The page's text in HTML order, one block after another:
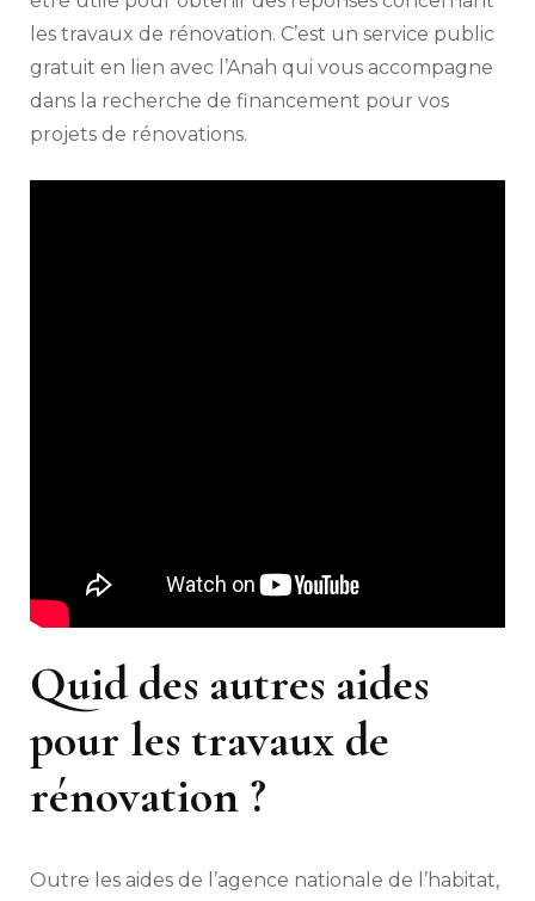
les travaux de rénovation. C’est un service public
gratuit en lien avec l’Anah qui vous accompagne
dans la recherche de financement pour vos
projets de rénovations.
Quid des autres aides
pour les travaux de
rénovation ?
Outre les aides de l’agence nationale de l’habitat,